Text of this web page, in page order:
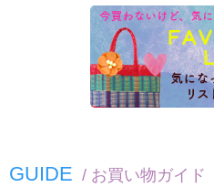
GUIDE / お買い物ガイド